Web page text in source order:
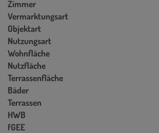
Zimmer
Vermarktungsart
Objektart
Nutzungsart
Wohnfläche
Nutzfläche
Terrassenfläche
Bäder
Terrassen
HWB
fGEE